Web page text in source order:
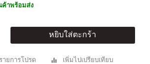
ค้าพร้อมส่ง
หยิบใส่ตะกร้า
ายการโปรด เพิ่มไปเปรียบเทียบ